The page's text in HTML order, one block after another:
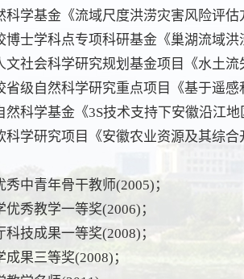
科学基金《流域尺度洪涝灾害风险评
博士学科点专项科研基金《巢湖流域
文社会科学研究规划基金项目《水土
省级自然科学研究重点项目《基于遥
然科学基金《3S技术支持下安徽沿江
科学研究项目《安徽农业资源及其综合
秀中青年骨干教师(2005)；
优秀教学一等奖(2006)；
技成果一等奖(2008)；
果三等奖(2008)；